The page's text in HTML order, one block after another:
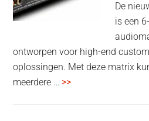
De
is een
ontworpen voor high-end
oplossingen. Met deze matrix
meerdere … >>overMcIntosh